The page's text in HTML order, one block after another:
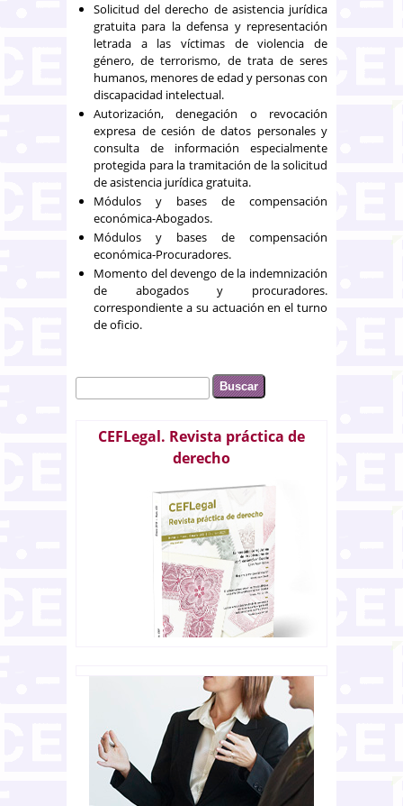
Solicitud del derecho de asistencia jurídica
gratuita para la defensa y representación
letrada a las víctimas de violencia de
género, de terrorismo, de trata de seres
humanos, menores de edad y personas con
discapacidad intelectual.
Autorización, denegación o revocación
expresa de cesión de datos personales y
consulta de información especialmente
protegida para la tramitación de la solicitud
de asistencia jurídica gratuita.
Módulos y bases de compensación
económica-Abogados.
Módulos y bases de compensación
económica-Procuradores.
Momento del devengo de la indemnización
de abogados y procuradores.
correspondiente a su actuación en el turno
de oficio.
Formulario de búsqueda
Buscar
CEFLegal. Revista práctica de
derecho